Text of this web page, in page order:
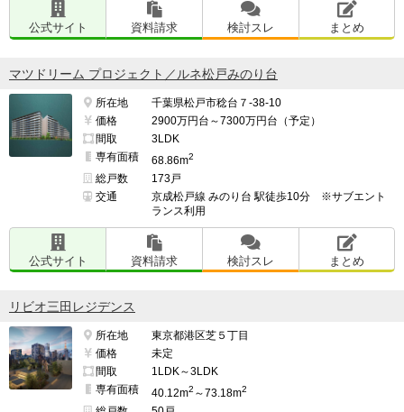
公式サイト 資料請求 検討スレ まとめ
マツドリーム プロジェクト／ルネ松戸みのり台
所在地
千葉県松戸市稔台７-38-10
価格
2900万円台～7300万円台（予定）
間取
3LDK
専有面積
68.86m2
総戸数
173戸
交通
京成松戸線 みのり台 駅徒歩10分 ※サブエント
ランス利用
公式サイト 資料請求 検討スレ まとめ
リビオ三田レジデンス
所在地
東京都港区芝５丁目
価格
未定
間取
1LDK～3LDK
専有面積
40.12m2 ～73.18m2